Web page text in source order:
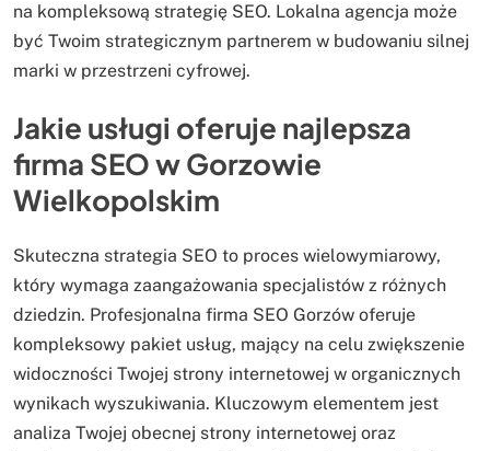
na kompleksową strategię SEO. Lokalna agencja może
być Twoim strategicznym partnerem w budowaniu silnej
marki w przestrzeni cyfrowej.
Jakie usługi oferuje najlepsza
firma SEO w Gorzowie
Wielkopolskim
Skuteczna strategia SEO to proces wielowymiarowy,
który wymaga zaangażowania specjalistów z różnych
dziedzin. Profesjonalna firma SEO Gorzów oferuje
kompleksowy pakiet usług, mający na celu zwiększenie
widoczności Twojej strony internetowej w organicznych
wynikach wyszukiwania. Kluczowym elementem jest
analiza Twojej obecnej strony internetowej oraz